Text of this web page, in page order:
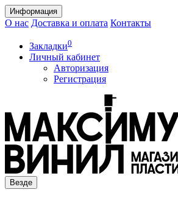
Информация
О нас Доставка и оплата Контакты
Закладки0
Личный кабинет
Авторизация
Регистрация
Везде